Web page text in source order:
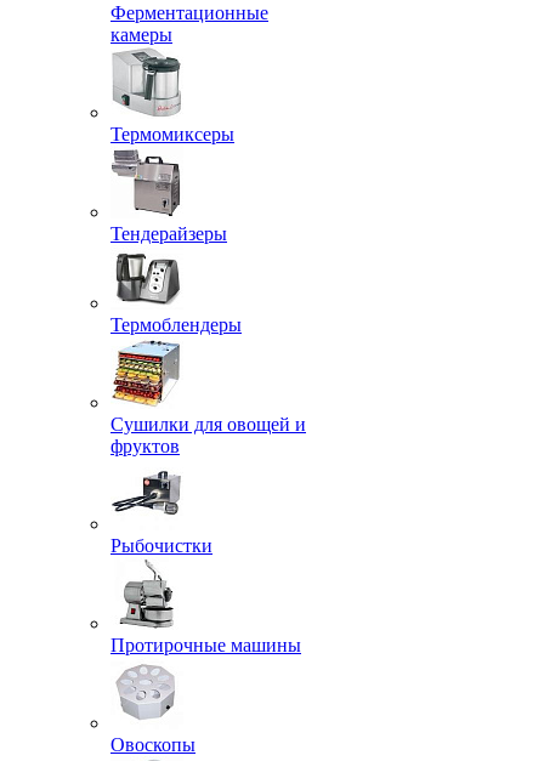
Ферментационные
камеры
Термомиксеры
Тендерайзеры
Термоблендеры
Сушилки для овощей и
фруктов
Рыбочистки
Протирочные машины
Овоскопы